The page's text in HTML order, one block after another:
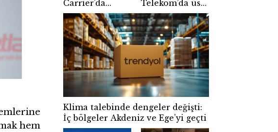
hem
Carrier’da
ortaklık yapısı
değişiyor
Telekom’da üst
düzey atama
Klima talebinde dengeler değişti:
İç bölgeler Akdeniz ve Ege’yi geçti